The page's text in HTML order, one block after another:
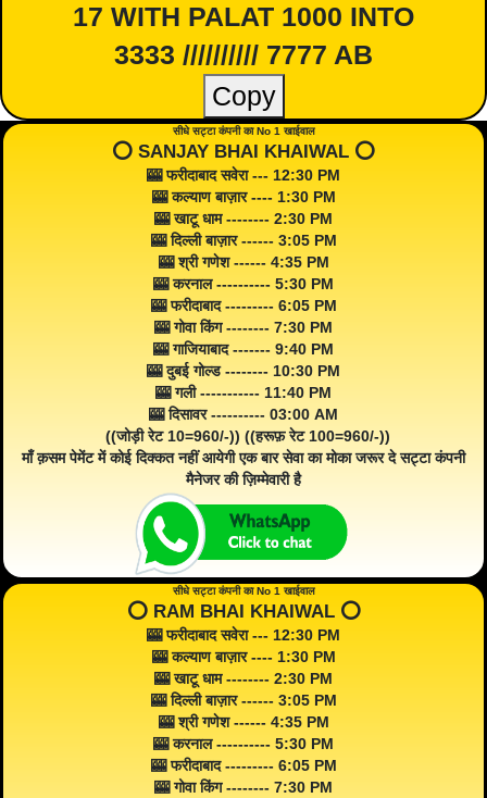
17 WITH PALAT 1000 INTO
3333 ////////// 7777 AB
Copy
सीधे सट्टा कंपनी का No 1 खाईवाल
⭕️ SANJAY BHAI KHAIWAL ⭕️
🎰 फरीदाबाद सवेरा --- 12:30 PM
🎰 कल्याण बाज़ार ---- 1:30 PM
🎰 खाटू धाम -------- 2:30 PM
🎰 दिल्ली बाज़ार ------ 3:05 PM
🎰 श्री गणेश ------ 4:35 PM
🎰 करनाल ---------- 5:30 PM
🎰 फरीदाबाद --------- 6:05 PM
🎰 गोवा किंग -------- 7:30 PM
🎰 गाजियाबाद ------- 9:40 PM
🎰 दुबई गोल्ड -------- 10:30 PM
🎰 गली ----------- 11:40 PM
🎰 दिसावर ---------- 03:00 AM
((जोड़ी रेट 10=960/-)) ((हरूफ़ रेट 100=960/-))
माँ क़सम पेमेंट में कोई दिक्कत नहीं आयेगी एक बार सेवा का मोका जरूर दे सट्टा कंपनी
मैनेजर की ज़िम्मेवारी है
सीधे सट्टा कंपनी का No 1 खाईवाल
⭕️ RAM BHAI KHAIWAL ⭕️
🎰 फरीदाबाद सवेरा --- 12:30 PM
🎰 कल्याण बाज़ार ---- 1:30 PM
🎰 खाटू धाम -------- 2:30 PM
🎰 दिल्ली बाज़ार ------ 3:05 PM
🎰 श्री गणेश ------ 4:35 PM
🎰 करनाल ---------- 5:30 PM
🎰 फरीदाबाद --------- 6:05 PM
🎰 गोवा किंग -------- 7:30 PM